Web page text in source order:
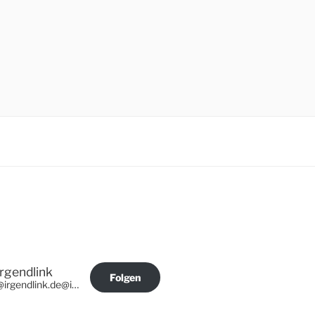
@irgendlink.de@irgendlink.de
Folgen